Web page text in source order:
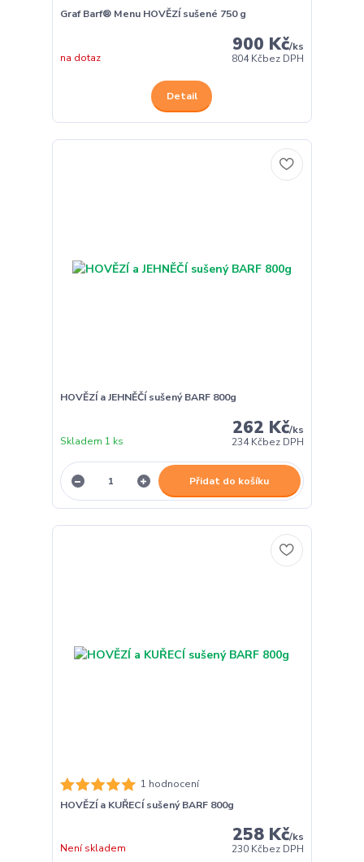
Graf Barf® Menu HOVĚZÍ sušené 750 g
900 Kč/ks
804 Kčbez DPH
na dotaz
Detail
HOVĚZÍ a JEHNĚČÍ sušený BARF 800g
262 Kč/ks
234 Kčbez DPH
Skladem 1 ks
Přidat do košíku
1 hodnocení
HOVĚZÍ a KUŘECÍ sušený BARF 800g
258 Kč/ks
230 Kčbez DPH
Není skladem